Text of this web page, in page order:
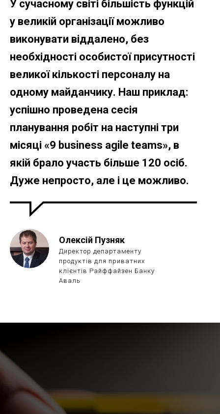
У сучасному світі більшість функцій
у великій організації можливо
виконувати віддалено, без
необхідності особистої присутності
великої кількості персоналу на
одному майданчику. Наш приклад:
успішно проведена сесія
планування робіт на наступні три
місяці «9 business agile teams», в
якій брало участь більше 120 осіб.
Дуже непросто, але і це можливо.
Олексій Пузняк
Директор департаменту
продуктів для приватних
клієнтів Райффайзен Банку
Аваль